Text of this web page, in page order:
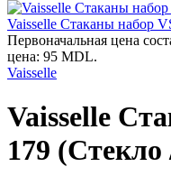
Vaisselle Стаканы набор
Первоначальная цена
цена: 95 MDL.
Vaisselle
Vaisselle
179